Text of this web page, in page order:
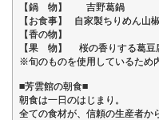
【鍋 物】 吉野葛鍋
【お食事】 自家製ちりめん
【香の物】
【果 物】 桜の香りする葛豆
※旬のものを使用しているため
■芳雲館の朝食■
朝食は一日のはじまり。
全ての食材が、信頼の生産者か